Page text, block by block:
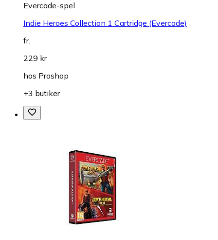
Evercade-spel
Indie Heroes Collection 1 Cartridge (Evercade)
fr.
229 kr
hos Proshop
+3 butiker